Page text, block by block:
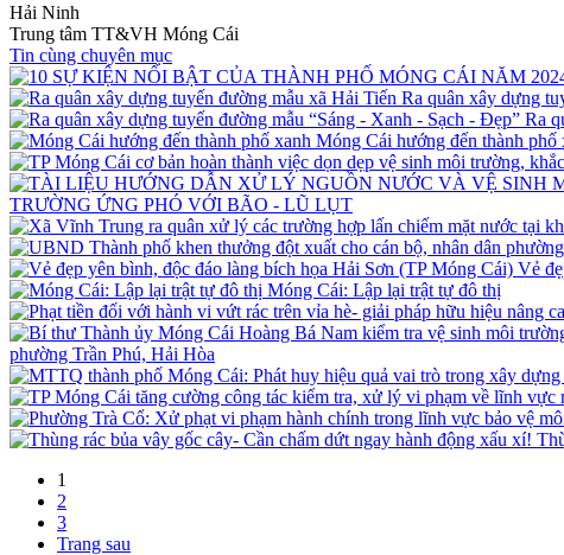
Hải Ninh
Trung tâm TT&VH Móng Cái
Tin cùng chuyên mục
Ra quân xây dựng
Ra
Móng Cái hướng đến thành phố
TRƯỜNG ỨNG PHÓ VỚI BÃO - LŨ LỤT
Vẻ
Móng Cái: Lập lại trật tự đô thị
phường Trần Phú, Hải Hòa
1
2
3
Trang sau